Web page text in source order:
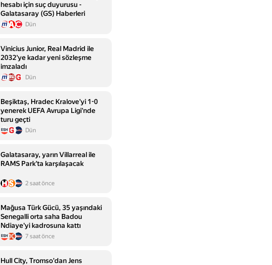
hesabı için suç duyurusu -
Galatasaray (GS) Haberleri
Dün
Vinicius Junior, Real Madrid ile
2032'ye kadar yeni sözleşme
imzaladı
Dün
Beşiktaş, Hradec Kralove'yi 1-0
yenerek UEFA Avrupa Ligi'nde
turu geçti
Dün
Galatasaray, yarın Villarreal ile
RAMS Park'ta karşılaşacak
2 saat önce
Mağusa Türk Gücü, 35 yaşındaki
Senegalli orta saha Badou
Ndiaye'yi kadrosuna kattı
7 saat önce
Hull City, Tromso'dan Jens